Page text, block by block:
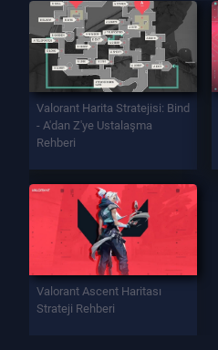
Valorant Harita Stratejisi: Bind
- A'dan Z'ye Ustalaşma
Rehberi
Valorant Ascent Haritası
Strateji Rehberi